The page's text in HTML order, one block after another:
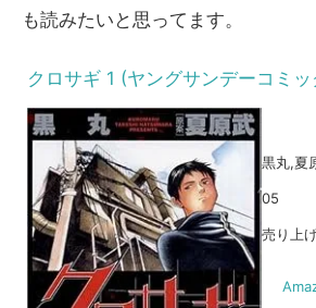
も読みたいと思ってます。
クロサギ 1 (ヤングサンデーコミッ
黒丸,夏
05
売り上